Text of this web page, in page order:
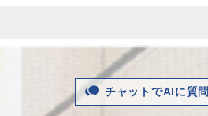
チャットでAIに質問